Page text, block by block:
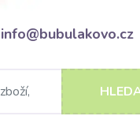
info@bubulakovo.cz